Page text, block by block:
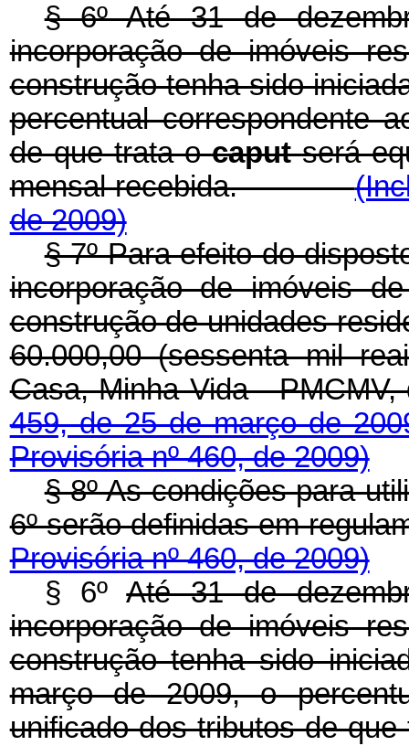
§ 6º Até 31 de
incorporação de imóveis
construção tenha sido
percentual correspondente
de que trata ocaputserá
mensal recebida.
de 2009)
§ 7º Para efeito do
incorporação de imóveis
construção de unidades
60.000,00 (sessenta mil
Casa, Minha Vida -
459, de 25 de março de
Provisória nº 460, de 2009)
§ 8º As condições para
6º serão definidas em
Provisória nº 460, de 2009)
§ 6ºAté 31 de
incorporação de imóveis
construção tenha sido
março de 2009, o
unificado dos tributos de